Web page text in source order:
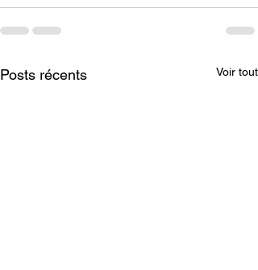
Posts récents Voir tout